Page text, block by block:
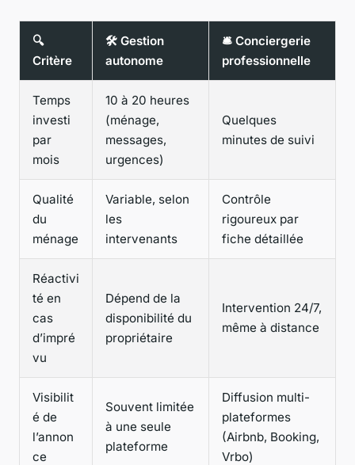
🔍
Critère
🛠️ Gestion
autonome
🛎️ Conciergerie
professionnelle
Temps
investi
par
mois
10 à 20 heures
(ménage,
messages,
urgences)
Quelques
minutes de suivi
Qualité
du
ménage
Variable, selon
les
intervenants
Contrôle
rigoureux par
fiche détaillée
Réactivi
té en
cas
d’impré
vu
Dépend de la
disponibilité du
propriétaire
Intervention 24/7,
même à distance
Visibilit
é de
l’annon
ce
Souvent limitée
à une seule
plateforme
Diffusion multi-
plateformes
(Airbnb, Booking,
Vrbo)